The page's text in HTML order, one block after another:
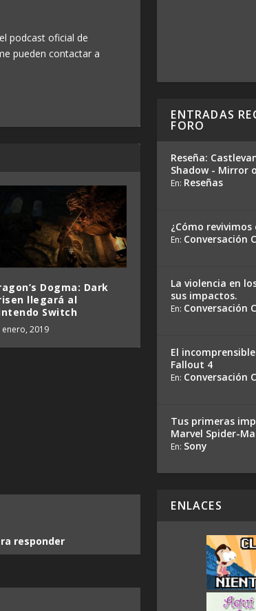
podcast oficial de
pueden contactar a
Dogma: Dark
llegará al
Switch
enero, 2019
responder
ENTRADAS
FORO
Reseña:
Shadow - Mirror
En: Reseñas
¿Cómo
En: Conversación
La violencia en
sus impactos.
En: Conversación
El
Fallout 4
En: Conversación
Tus primeras
Marvel Spider-
En: Sony
ENLACES